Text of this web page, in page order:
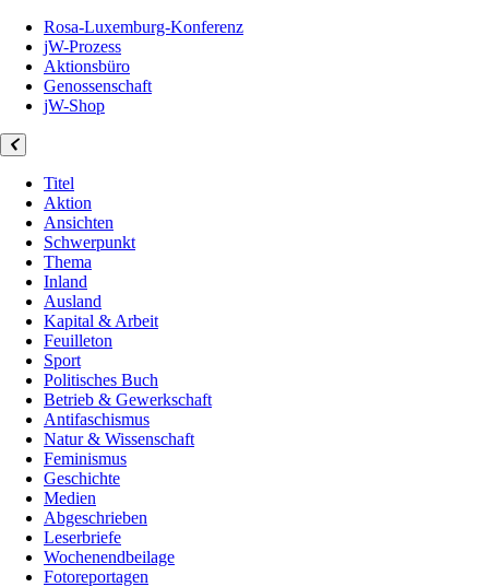
Rosa-Luxemburg-Konferenz
jW-Prozess
Aktionsbüro
Genossenschaft
jW-Shop
Titel
Aktion
Ansichten
Schwerpunkt
Thema
Inland
Ausland
Kapital & Arbeit
Feuilleton
Sport
Politisches Buch
Betrieb & Gewerkschaft
Antifaschismus
Natur & Wissenschaft
Feminismus
Geschichte
Medien
Abgeschrieben
Leserbriefe
Wochenendbeilage
Fotoreportagen